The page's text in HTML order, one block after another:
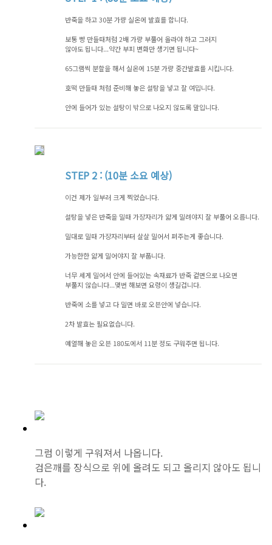
반죽을 하고 30분 가량 실온에 발효를 합니다.
보통 빵 만들때처럼 2배 가량 부풀어 올라야 하고 그러지
않아도 됩니다...약간 부피 변화만 생기면 됩니다~
65그램씩 분할을 해서 실온에 15분 가량 중간발효를 시킵니다.
호떡 만들때 처럼 준비해 놓은 설탕을 넣고 잘 여밉니다.
안에 들어가 있는 설탕이 밖으로 나오지 않도록 말입니다.
STEP2 : (10분 소요 예상)
이건 제가 일부러 크게 찍었습니다.
설탕을 넣은 반죽을 밀때 가장자리가 얇게 밀려야지 잘 부풀어 오릅니다.
밀대로 밀때 가장자리부터 살살 밀어서 펴주는게 좋습니다.
가능한한 얇게 밀어야지 잘 부풉니다.
너무 세게 밀어서 안에 들어있는 속재료가 반죽 겉면으로 나오면
부풀지 않습니다...몇번 해보면 요령이 생길겁니다.
반죽에 소를 넣고 다 밀면 바로 오븐안에 넣습니다.
2차 발효는 필요없습니다.
예열해 놓은 오븐 180도에서 11분 정도 구워주면 됩니다.
그럼 이렇게 구워져서 나옵니다.
검은깨를 장식으로 위에 올려도 되고 올리지 않아도 됩니
다.